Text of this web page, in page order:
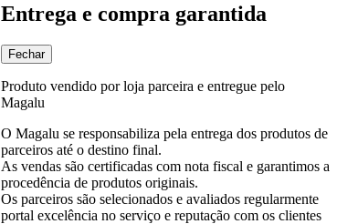
Entrega e compra garantida
Fechar
Produto vendido por loja parceira e entregue pelo
Magalu
O Magalu se responsabiliza pela entrega dos produtos de
parceiros até o destino final.
As vendas são certificadas com nota fiscal e garantimos a
procedência de produtos originais.
Os parceiros são selecionados e avaliados regularmente
portal excelência no serviço e reputação com os clientes